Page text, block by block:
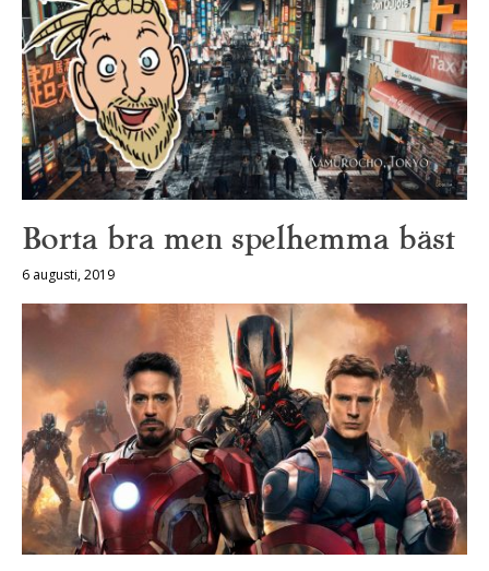
Borta bra men spelhemma bäst
6 augusti, 2019